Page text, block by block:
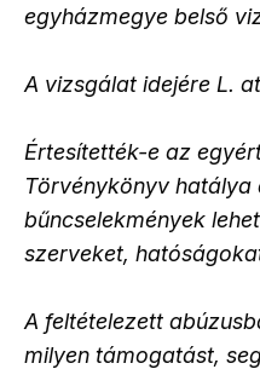
egyházmegye belső
A vizsgálat idejére L.
Értesítették-e az
Törvénykönyv hatálya
bűncselekmények
szerveket,
A feltételezett
milyen támogatást,